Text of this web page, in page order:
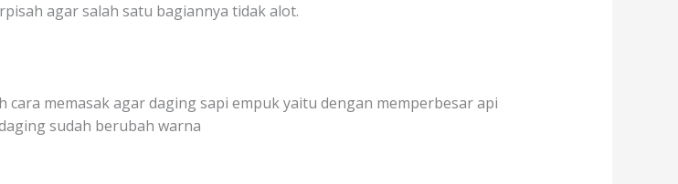
agar salah satu bagiannya tidak alot.
memasak agar daging sapi empuk yaitu dengan memperbesar api
sudah berubah warna